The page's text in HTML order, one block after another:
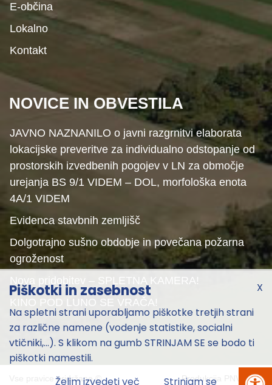
E-občina
Lokalno
Kontakt
NOVICE IN OBVESTILA
JAVNO NAZNANILO o javni razgrnitvi elaborata
lokacijske preveritve za individualno odstopanje od
prostorskih izvedbenih pogojev v LN za območje
urejanja BS 9/1 VIDEM – DOL, morfološka enota
4A/1 VIDEM
Evidenca stavbnih zemljišč
Dolgotrajno sušno obdobje in povečana požarna
ogroženost
Nova pridobitev – SPLETNA KAMERA!
KINO POD LUNO SE VRAČA!
Vse pravice pridržane ©
Produkcija 2026
X
Piškotki in zasebnost
Na spletni strani uporabljamo piškotke tretjih strani
za različne namene (vodenje statistike, socialni
vtičniki,...). S klikom na gumb STRINJAM SE se bodo ti
piškotki namestili.
Želim izvedeti več
Strinjam se